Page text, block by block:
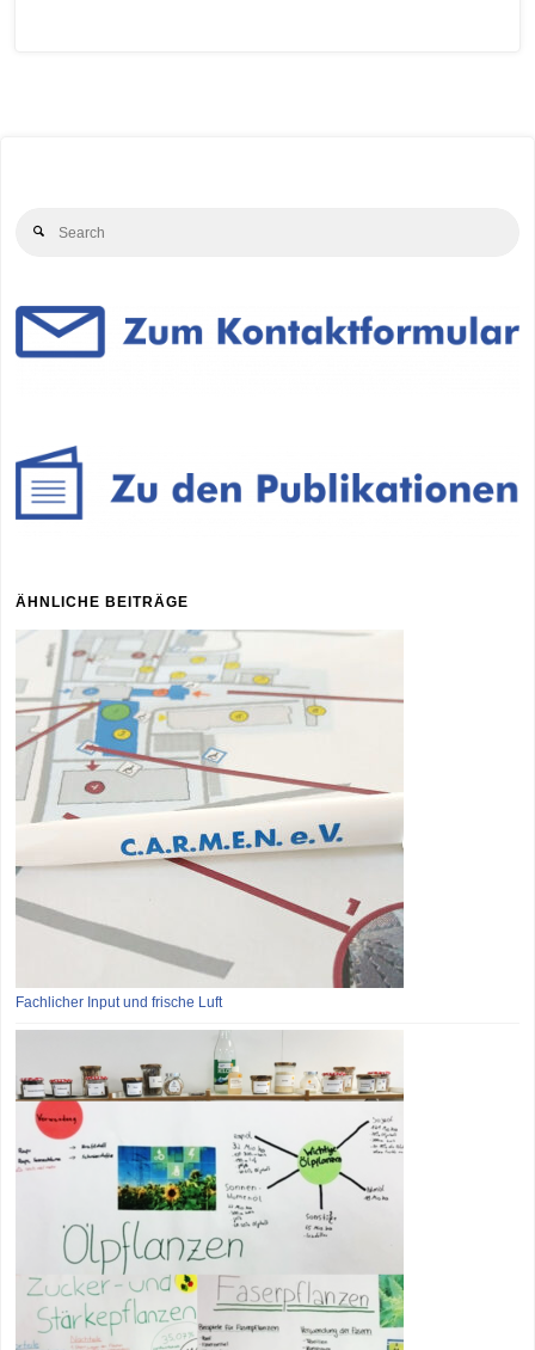
Search
ÄHNLICHE BEITRÄGE
Fachlicher Input und frische Luft